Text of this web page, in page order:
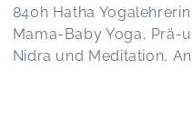
840h Hatha
Mama-Baby Yoga, Prä-
Nidra und Meditation,